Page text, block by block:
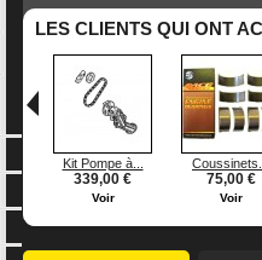
LES CLIENTS QUI ONT
Kit Pompe à...
339,00 €
Voir
75,00 €
Voir